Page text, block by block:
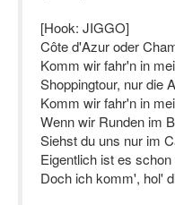
[Hook: JIGGO]
Côte d'Azur oder
Komm wir fahr'n in
Shoppingtour, nur die
Komm wir fahr'n in
Wenn wir Runden im
Siehst du uns nur im
Eigentlich ist es
Doch ich komm', hol'